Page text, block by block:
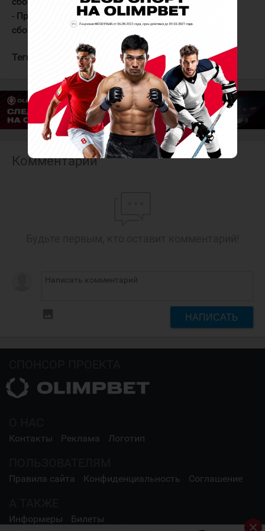
- Премия Микко Койву (лучший игрок молодёжной
сборной U18): Максим Сааримяки.
Теги: Ахо Себастьян Каролина Харрикейнз
Комментарии
НАПИСАТЬ
Контакты Реклама Логотип
Правила сайта Конфиденциальность Соглашение
Информеры Билеты